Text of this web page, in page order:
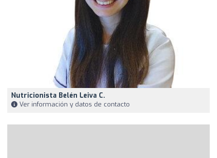
Nutricionista Belén Leiva C.
Ver información y datos de contacto